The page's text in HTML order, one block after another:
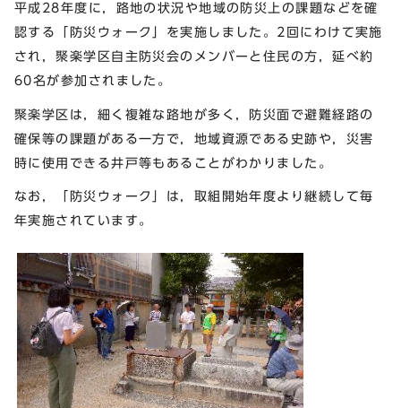
平成28年度に，路地の状況や地域の防災上の課題などを確
認する「防災ウォーク」を実施しました。2回にわけて実施
され，聚楽学区自主防災会のメンバーと住民の方，延べ約
60名が参加されました。
聚楽学区は，細く複雑な路地が多く，防災面で避難経路の
確保等の課題がある一方で，地域資源である史跡や，災害
時に使用できる井戸等もあることがわかりました。
なお，「防災ウォーク」は，取組開始年度より継続して毎
年実施されています。